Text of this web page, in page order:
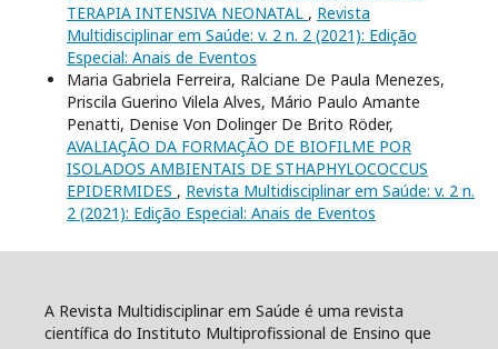
TERAPIA INTENSIVA NEONATAL , Revista
Multidisciplinar em Saúde: v. 2 n. 2 (2021): Edição
Especial: Anais de Eventos
Maria Gabriela Ferreira, Ralciane De Paula Menezes,
Priscila Guerino Vilela Alves, Mário Paulo Amante
Penatti, Denise Von Dolinger De Brito Röder,
AVALIAÇÃO DA FORMAÇÃO DE BIOFILME POR
ISOLADOS AMBIENTAIS DE STHAPHYLOCOCCUS
EPIDERMIDES , Revista Multidisciplinar em Saúde: v. 2 n.
2 (2021): Edição Especial: Anais de Eventos
A Revista Multidisciplinar em Saúde é uma revista
científica do Instituto Multiprofissional de Ensino que